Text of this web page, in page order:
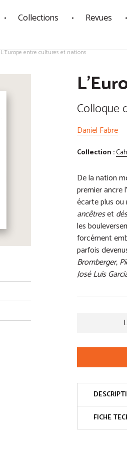
Collections Revues
L'Europe entre cultures et nations
Colloque
Daniel Fabre
Collection :
De la nation
premier ancre
écarte plus ou
ancêtreset
les
forcément
parfois
Bromberger,
José Luis
FICHE